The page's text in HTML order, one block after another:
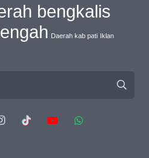
bengkalis
Daerah kab pati Iklan